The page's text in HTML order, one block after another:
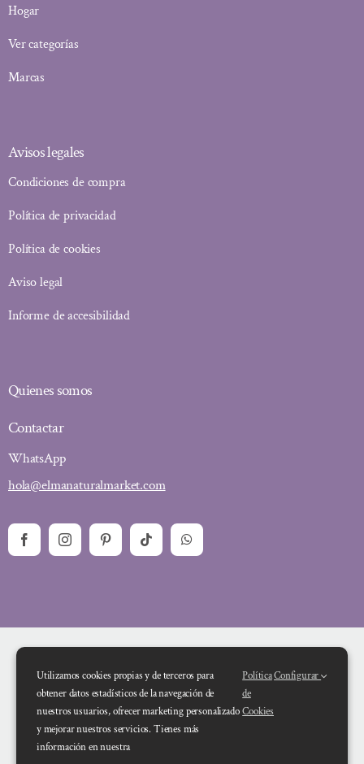
Hogar
Ver categorías
Marcas
Avisos legales
Condiciones de compra
Política de privacidad
Política de cookies
Aviso legal
Informe de accesibilidad
Quienes somos
Contactar
WhatsApp
hola@elmanaturalmarket.com
Financiado por la Unión Europea – NextGenerationEU. Sin embargo, los
Utilizamos cookies propias y de terceros para
obtener datos estadísticos de la navegación de
nuestros usuarios, ofrecer marketing personalizado
y mejorar nuestros servicios. Tienes más
información en nuestra
Política
de
Cookies
Configurar